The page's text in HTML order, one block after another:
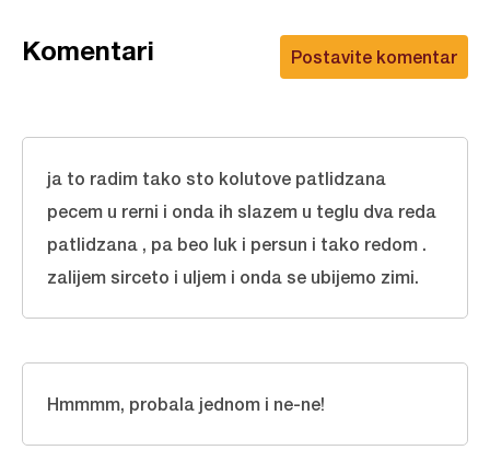
Postavite komentar
Komentari
ja to radim tako sto kolutove patlidzana
pecem u rerni i onda ih slazem u teglu dva reda
patlidzana , pa beo luk i persun i tako redom .
zalijem sirceto i uljem i onda se ubijemo zimi.
Hmmmm, probala jednom i ne-ne!